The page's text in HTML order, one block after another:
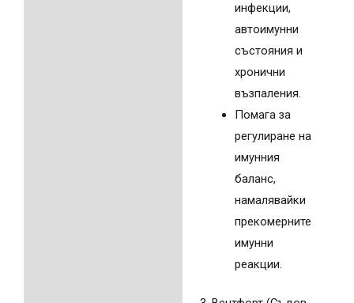
инфекции,
автоимунни
състояния и
хронични
възпаления.
Помага за
регулиране на
имунния
баланс,
намалявайки
прекомерните
имунни
реакции.